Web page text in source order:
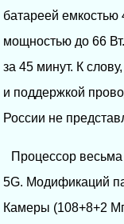
батареей емкостью
мощностью до 66
за 45 минут. К
и поддержкой
России не
Процессор
5G. Модификаций
Камеры (108+8+2